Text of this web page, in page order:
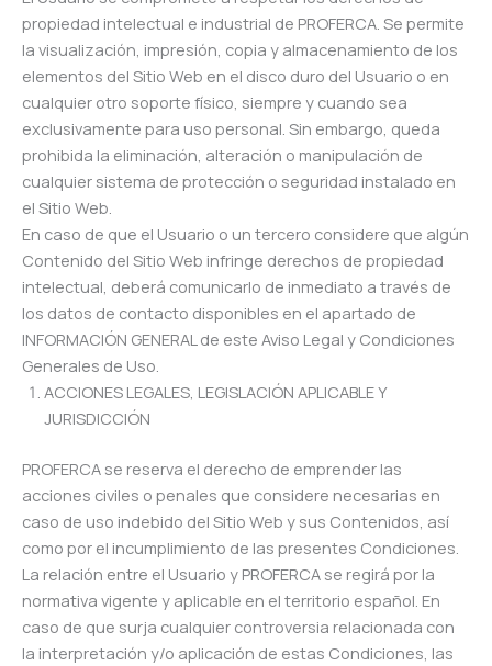
propiedad intelectual e industrial de PROFERCA. Se permite
la visualización, impresión, copia y almacenamiento de los
elementos del Sitio Web en el disco duro del Usuario o en
cualquier otro soporte físico, siempre y cuando sea
exclusivamente para uso personal. Sin embargo, queda
prohibida la eliminación, alteración o manipulación de
cualquier sistema de protección o seguridad instalado en
el Sitio Web.
En caso de que el Usuario o un tercero considere que algún
Contenido del Sitio Web infringe derechos de propiedad
intelectual, deberá comunicarlo de inmediato a través de
los datos de contacto disponibles en el apartado de
INFORMACIÓN GENERAL de este Aviso Legal y Condiciones
Generales de Uso.
ACCIONES LEGALES, LEGISLACIÓN APLICABLE Y
JURISDICCIÓN
PROFERCA se reserva el derecho de emprender las
acciones civiles o penales que considere necesarias en
caso de uso indebido del Sitio Web y sus Contenidos, así
como por el incumplimiento de las presentes Condiciones.
La relación entre el Usuario y PROFERCA se regirá por la
normativa vigente y aplicable en el territorio español. En
caso de que surja cualquier controversia relacionada con
la interpretación y/o aplicación de estas Condiciones, las